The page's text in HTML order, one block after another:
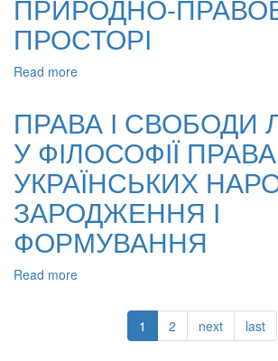
ПРИРОДНО-
ПРОСТОРІ
Read more
АКТИВНІСТЬ
ЛЮДИНИ
У
ПРИРОДНО-
ПРАВОВОМУ
ПРОСТОРІ
ПРАВА І СВОБОДИ
У ФІЛОСОФІЇ ПРАВА
УКРАЇНСЬКИХ
ЗАРОДЖЕННЯ І
ФОРМУВАННЯ
Read more
ЛЮДИНИ
1 2 next last